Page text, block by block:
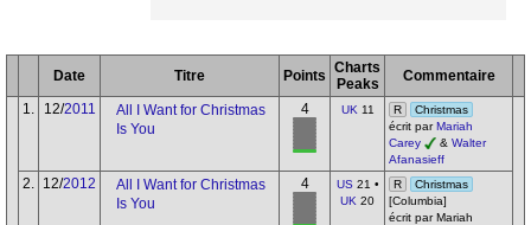
Date Titre Points Charts
Peaks
Commentaire
1.
12/2011
All I Want for Christmas
Is You
4 UK 11 R
Christmas
écrit parMariah
Carey
& Walter
Afanasieff
2. 12/2012
All I Want for Christmas
Is You
4 US21 •
UK 20
R
Christmas
[Columbia]
écrit par Mariah